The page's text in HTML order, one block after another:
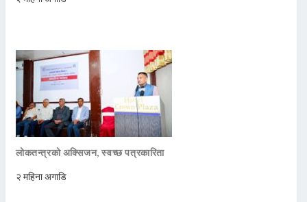
लोकतन्त्रको अक्सिजन, स्वच्छ पत्रकारिता
२ महिना अगाडि